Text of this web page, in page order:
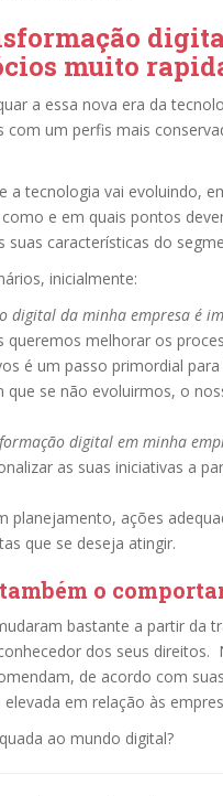
muito
a essa nova era da
com um perfis mais
a tecnologia vai evoluindo,
e em quais pontos
suas características do
inicialmente:
digital da minha empresa é
queremos melhorar os
é um passo primordial
que se não evoluirmos, o
digital em minha
as suas iniciativas a
planejamento, ações
que se deseja atingir.
o
bastante a partir da
dos seus direitos.
de acordo com
em relação às
ao mundo digital?